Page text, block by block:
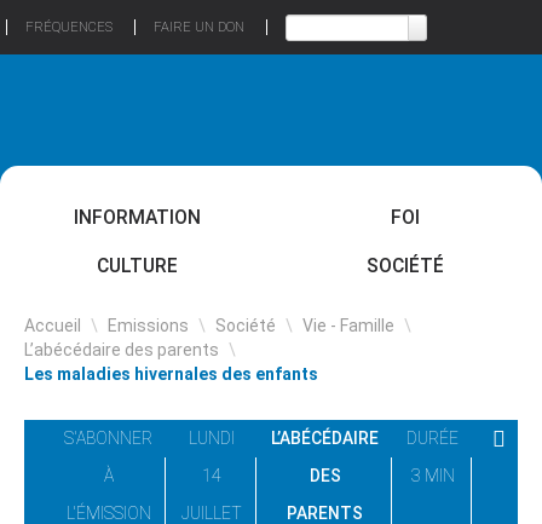
FRÉQUENCES FAIRE UN DON
INFORMATION FOI
CULTURE SOCIÉTÉ
Accueil \ Emissions \ Société \ Vie - Famille \
L’abécédaire des parents \
Les maladies hivernales des enfants
S'ABONNER
À
L'ÉMISSION
LUNDI
14
JUILLET
L’ABÉCÉDAIRE
DES
PARENTS
DURÉE
3 MIN